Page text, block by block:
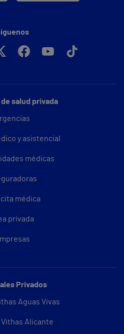
salud privada
y asistencial
médicas
cita médica
privada
Privados
Aguas Vivas
Alicante